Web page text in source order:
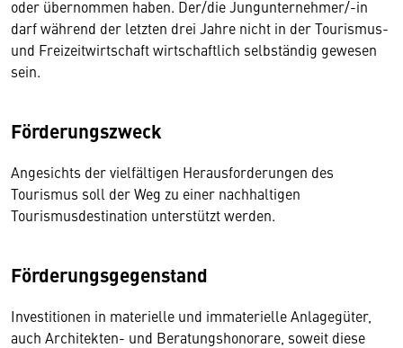
oder übernommen haben. Der/die Jungunternehmer/-in
darf während der letzten drei Jahre nicht in der Tourismus-
und Freizeitwirtschaft wirtschaftlich selbständig gewesen
sein.
Förderungszweck
Angesichts der vielfältigen Herausforderungen des
Tourismus soll der Weg zu einer nachhaltigen
Tourismusdestination unterstützt werden.
Förderungsgegenstand
Investitionen in materielle und immaterielle Anlagegüter,
auch Architekten- und Beratungshonorare, soweit diese